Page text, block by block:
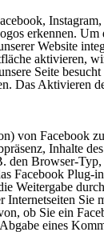
erkennen.
Website
aktivieren,
Seite
Das
von Facebook
Inhalte
Browser-
Facebook
Weitergabe
ob Sie ein
eines